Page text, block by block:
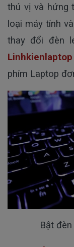
thú vị và hứng
loại máy tính
thay đổi đèn
Linhkienlaptop
phím Laptop
Bật